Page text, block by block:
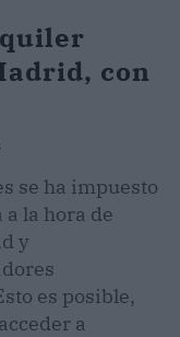
con
se ha impuesto
la hora de
y
es posible,
a